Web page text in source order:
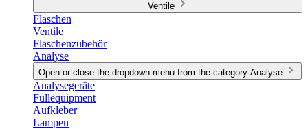
Ventile
Flaschen
Ventile
Flaschenzubehör
Analyse
Open or close the dropdown menu from the category Analyse
Analysegeräte
Füllequipment
Aufkleber
Lampen